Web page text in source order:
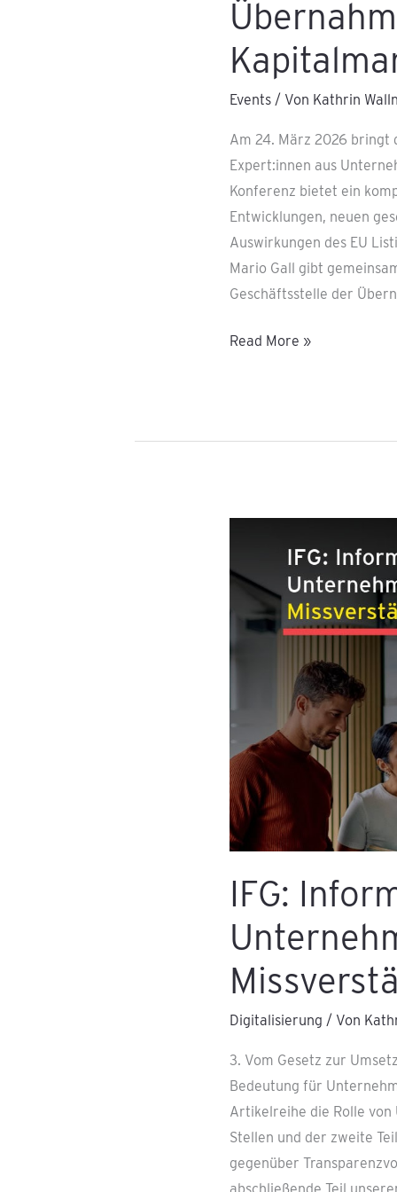
Events/ Von Kathrin
Am 24. März 2026
Expert:innen aus
Konferenz bietet ein
Entwicklungen, neuen
Auswirkungen des EU
Mario Gall gibt
Geschäftsstelle der
Read More »
IFG:
Digitalisierung / Von
3. Vom Gesetz zur
Bedeutung für
Artikelreihe die Rolle
Stellen und der zweite
gegenüber
Informationsfreiheit
vs.
Unternehmertum.
Ein
Missverständnis?
3)